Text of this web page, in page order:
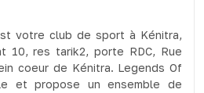
votre club de sport à Kénitra,
10, res tarik2, porte RDC, Rue
coeur de Kénitra. Legends Of
et propose un ensemble de